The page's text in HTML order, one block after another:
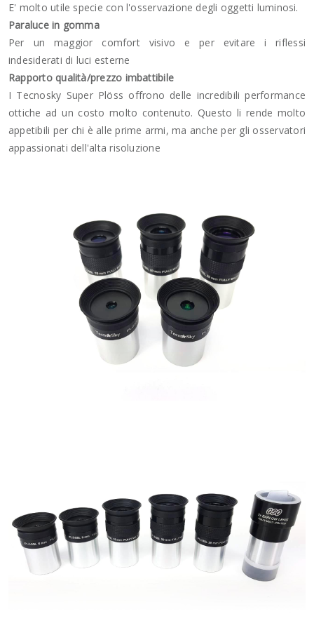
E' molto utile specie con l'osservazione degli oggetti luminosi.
Paraluce in gomma
Per un maggior comfort visivo e per evitare i riflessi
indesiderati di luci esterne
Rapporto qualità/prezzo imbattibile
I Tecnosky Super Plöss offrono delle incredibili performance
ottiche ad un costo molto contenuto. Questo li rende molto
appetibili per chi è alle prime armi, ma anche per gli osservatori
appassionati dell'alta risoluzione